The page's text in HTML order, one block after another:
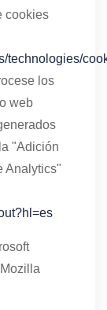
cookies
technologies/
los
web
"Adición
Analytics"